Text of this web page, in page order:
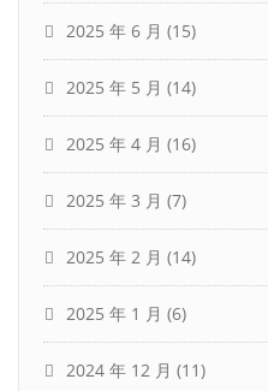
2025 年 6 月 (15)
2025 年 5 月 (14)
2025 年 4 月 (16)
2025 年 3 月 (7)
2025 年 2 月 (14)
2025 年 1 月 (6)
2024 年 12 月 (11)